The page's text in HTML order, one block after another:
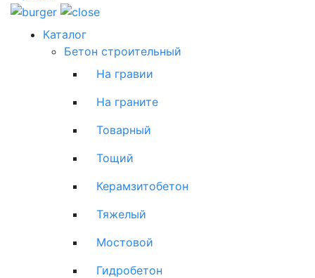
Каталог
Бетон строительный
На гравии
На граните
Товарный
Тощий
Керамзитобетон
Тяжелый
Мостовой
Гидробетон